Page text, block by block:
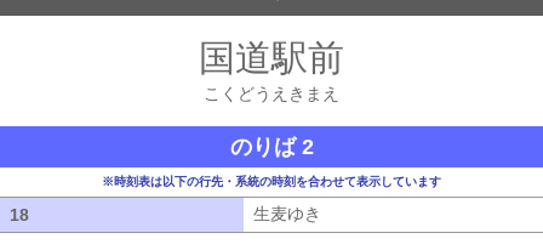
国道駅前
こくどうえきまえ
のりば 2
※時刻表は以下の行先・系統の時刻を合わせて表示しています
18 生麦ゆき